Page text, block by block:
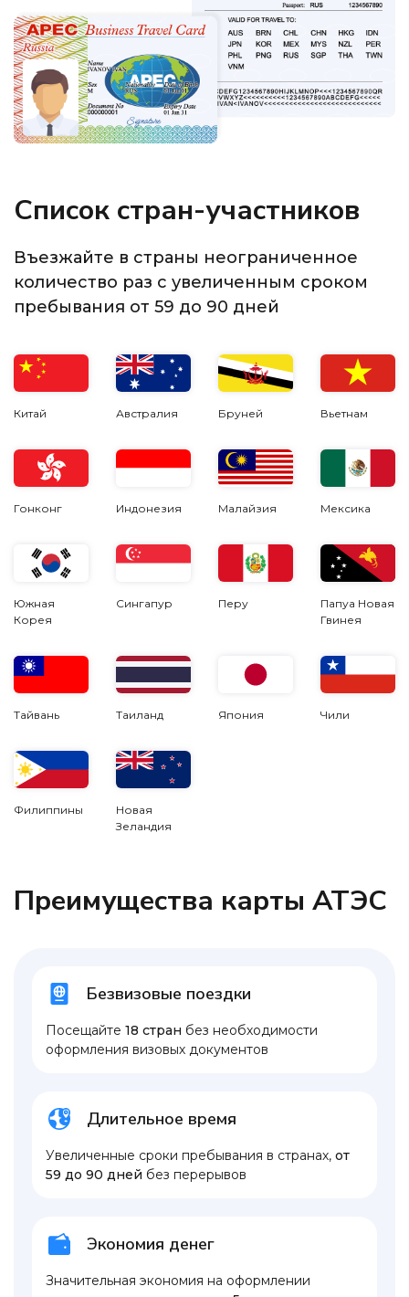
Список стран-участников
Въезжайте в страны неограниченное
количество раз с увеличенным сроком
пребывания от 59 до 90 дней
Китай Австралия Бруней Вьетнам
Гонконг Индонезия Малайзия Мексика
Южная
Корея
Сингапур Перу
Папуа Новая
Гвинея
Тайвань Таиланд Япония Чили
Филиппины
Новая
Зеландия
Преимущества карты АТЭС
Безвизовые поездки
Посещайте 18 стран без необходимости
оформления визовых документов
Длительное время
Увеличенные сроки пребывания в странах, от
59 до 90 дней без перерывов
Экономия денег
Значительная экономия на оформлении